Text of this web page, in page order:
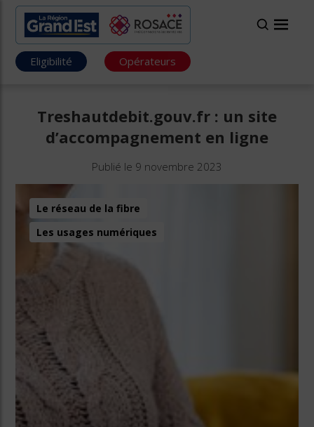
Eligibilité Opérateurs
Treshautdebit.gouv.fr : un site
d’accompagnement en ligne
Publié le 9 novembre 2023
Le réseau de la fibre
Les usages numériques